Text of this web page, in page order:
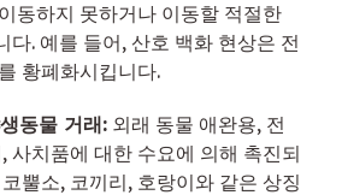
동하지 못하거나 이동할 적절한
다. 예를 들어, 산호 백화 현상은 전
황폐화시킵니다.
동물 거래: 외래 동물 애완용, 전
사치품에 대한 수요에 의해 촉진되
뿔소, 코끼리, 호랑이와 같은 상징